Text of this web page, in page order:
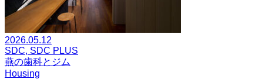
2026.05.12
SDC, SDC PLUS
燕の歯科とジム
Housing